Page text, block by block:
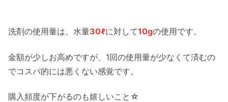
洗剤の使用量は、水量30ℓに対して10gの使用です。
金額が少しお高めですが、1回の使用量が少なくて済むの
でコスパ的には悪くない感覚です。
購入頻度が下がるのも嬉しいこと☆